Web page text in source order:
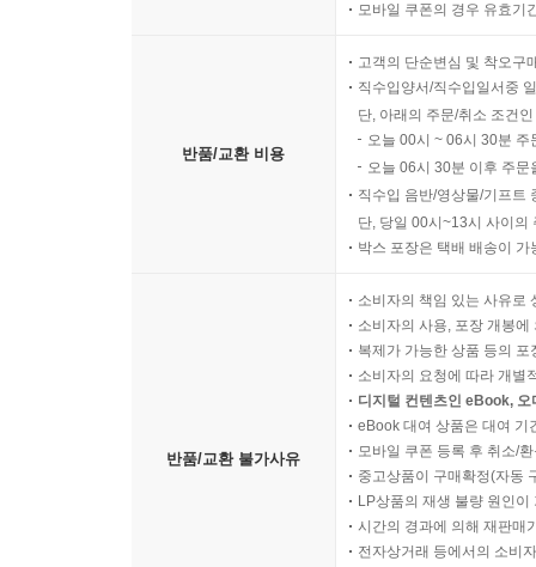
수치로 본 움베르토 에코 마니아 컬렉션
구성: 2009년 10월 현재 25권(2010년 상반기 3권,
분량: 원고지 3만 6천여 매(책으로 9,300여 페이지)
번역자: 13명
우리 시대에 가장 영향력 있는 사상가라고 해도
멈추지 않는 열정적인 작가이다. 그의 대표작 『
프랑스 소르본 대학교와 미국의 브라운 대학교
대학교에서 강연을 하는 등 학계에서도 인정받는
움베르토 에코와 열린책들이 인연을 맺기 시작
국내에 거의 알려지지 않은 터라 출간 직후에는
서울대 도서관 대출 순위 1위를 지킬 만큼 명저
불꽃』 등을 꾸준히 출간하면서 소설가로서 에
모바일 쿠폰의 경우 유효기
반품/교환 비용
고객의 단순변심 및 착오구
직수입양서/직수입일서중
단, 아래의 주문/취소 조건
오늘 00시 ~ 06시 30분
오늘 06시 30분 이후 주
직수입 음반/영상물/기프트
단, 당일 00시~13시 사이의
박스 포장은 택배 배송이
반품/교환 불가사유
소비자의 책임 있는 사유로
소비자의 사용, 포장 개봉
복제가 가능한 상품 등의
소비자의 요청에 따라 개별
디지털 컨텐츠인 eBook,
eBook 대여 상품은 대여 기
모바일 쿠폰 등록 후 취소/
중고상품이 구매확정(자동
LP상품의 재생 불량 원인
시간의 경과에 의해 재판매
전자상거래 등에서의 소비